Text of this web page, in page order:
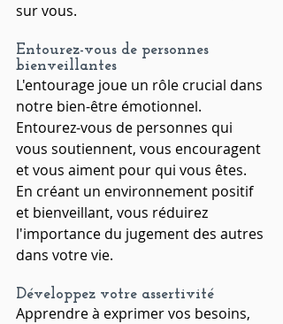
sur vous.
Entourez-vous de personnes
bienveillantes
L'entourage joue un rôle crucial dans
notre bien-être émotionnel.
Entourez-vous de personnes qui
vous soutiennent, vous encouragent
et vous aiment pour qui vous êtes.
En créant un environnement positif
et bienveillant, vous réduirez
l'importance du jugement des autres
dans votre vie.
Développez votre assertivité
Apprendre à exprimer vos besoins,